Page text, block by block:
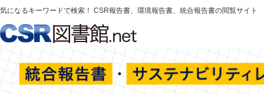
気になるキーワードで検索！ CSR報告書、環境報告書、統合報告書の閲覧サイト